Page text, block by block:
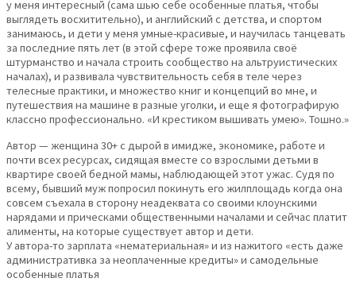
у меня интересный (сама шью себе особенные платья, чтобы
выглядеть восхитительно), и английский с детства, и спортом
занимаюсь, и дети у меня умные-красивые, и научилась танцевать
за последние пять лет (в этой сфере тоже проявила своё
штурманство и начала строить сообщество на альтруистических
началах), и развивала чувствительность себя в теле через
телесные практики, и множество книг и концепций во мне, и
путешествия на машине в разные уголки, и еще я фотографирую
классно профессионально. «И крестиком вышивать умею». Тошно.»
Автор — женщина 30+ с дырой в имидже, экономике, работе и
почти всех ресурсах, сидящая вместе со взрослыми детьми в
квартире своей бедной мамы, наблюдающей этот ужас. Судя по
всему, бывший муж попросил покинуть его жилплощадь когда она
совсем съехала в сторону неадеквата со своими клоунскими
нарядами и прическами общественными началами и сейчас платит
алименты, на которые существует автор и дети.
У автора-то зарплата «нематериальная» и из нажитого «есть даже
административка за неоплаченные кредиты» и самодельные
особенные платья